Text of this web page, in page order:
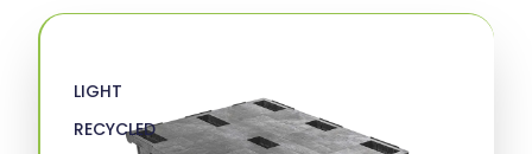
LIGHT
RECYCLED